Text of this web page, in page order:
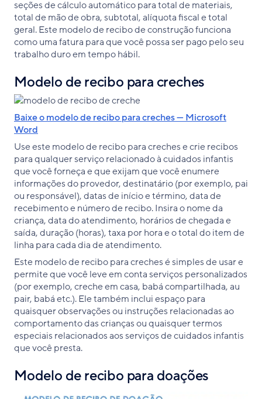
seções de cálculo automático para total de materiais,
total de mão de obra, subtotal, alíquota fiscal e total
geral. Este modelo de recibo de construção funciona
como uma fatura para que você possa ser pago pelo seu
trabalho duro em tempo hábil.
Modelo de recibo para creches
Baixe o modelo de recibo para creches — Microsoft
Word
Use este modelo de recibo para creches e crie recibos
para qualquer serviço relacionado à cuidados infantis
que você forneça e que exijam que você enumere
informações do provedor, destinatário (por exemplo, pai
ou responsável), datas de início e término, data de
recebimento e número de recibo. Insira o nome da
criança, data do atendimento, horários de chegada e
saída, duração (horas), taxa por hora e o total do item de
linha para cada dia de atendimento.
Este modelo de recibo para creches é simples de usar e
permite que você leve em conta serviços personalizados
(por exemplo, creche em casa, babá compartilhada, au
pair, babá etc.). Ele também inclui espaço para
quaisquer observações ou instruções relacionadas ao
comportamento das crianças ou quaisquer termos
especiais relacionados aos serviços de cuidados infantis
que você presta.
Modelo de recibo para doações